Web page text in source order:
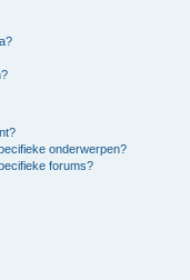
onderwerpen?
forums?